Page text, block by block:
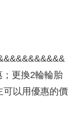
更換2輪輪胎
可以用優惠的價